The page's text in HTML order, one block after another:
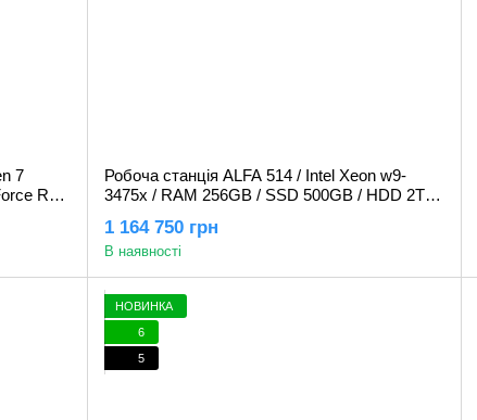
7
RTX
Робоча станція ALFA 514 / Intel Xeon w9-
3475x / RAM 256GB / SSD 500GB / HDD 2TB /
1 164 750 грн
В наявності
НОВИНКА
6
5